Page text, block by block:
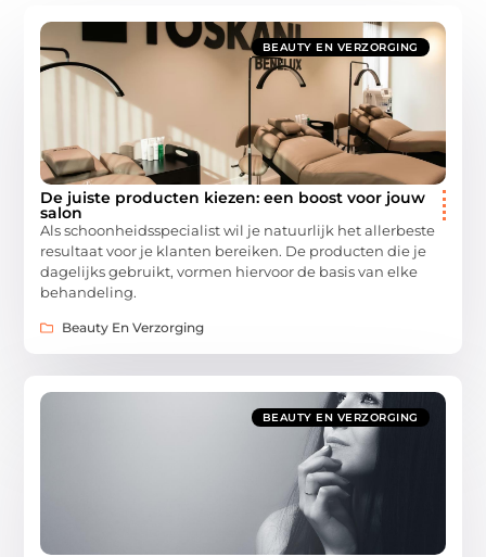
BEAUTY EN VERZORGING
De juiste producten kiezen: een boost voor jouw
salon
Als schoonheidsspecialist wil je natuurlijk het allerbeste
resultaat voor je klanten bereiken. De producten die je
dagelijks gebruikt, vormen hiervoor de basis van elke
behandeling.
Beauty En Verzorging
BEAUTY EN VERZORGING